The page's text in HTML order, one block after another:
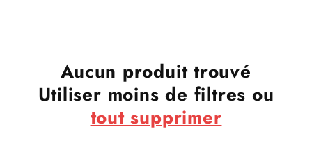
Aucun produit trouvé
Utiliser moins de filtres ou
tout supprimer